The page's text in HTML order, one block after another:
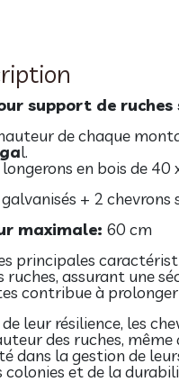
support de ruches
de chaque
l.
longerons en bois de
+ 2
maximale: 60 cm
principales
ruches, assurant une
contribue à
de leur résilience, les
des ruches,
dans la gestion de
colonies et de la